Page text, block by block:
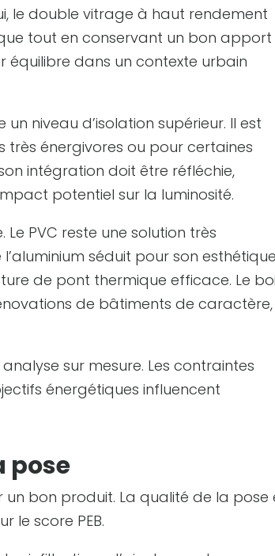
le double vitrage à haut rendement
tout en conservant un bon apport
équilibre dans un contexte urbain
niveau d’isolation supérieur. Il est
énergivores ou pour certaines
intégration doit être réfléchie,
potentiel sur la luminosité.
PVC reste une solution très
séduit pour son esthétique
de pont thermique efficace. Le
de bâtiments de caractère,
sur mesure. Les contraintes
énergétiques influencent
pose
un bon produit. La qualité de la pose
le score PEB.